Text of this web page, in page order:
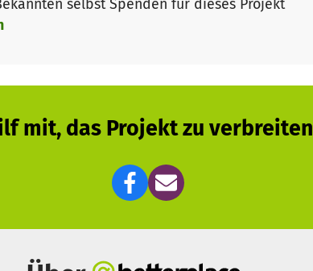
selbst Spenden für dieses Projekt
mit, das Projekt zu verbreiten